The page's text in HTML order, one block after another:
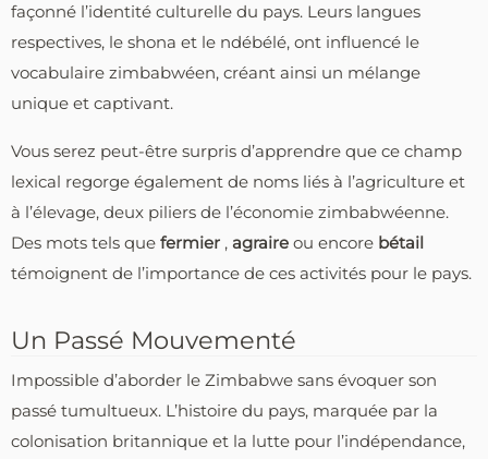
façonné l’identité culturelle du pays. Leurs langues
respectives, le shona et le ndébélé, ont influencé le
vocabulaire zimbabwéen, créant ainsi un mélange
unique et captivant.
Vous serez peut-être surpris d’apprendre que ce champ
lexical regorge également de noms liés à l’agriculture et
à l’élevage, deux piliers de l’économie zimbabwéenne.
Des mots tels que fermier , agraire ou encore bétail
témoignent de l’importance de ces activités pour le pays.
Un Passé Mouvementé
Impossible d’aborder le Zimbabwe sans évoquer son
passé tumultueux. L’histoire du pays, marquée par la
colonisation britannique et la lutte pour l’indépendance,